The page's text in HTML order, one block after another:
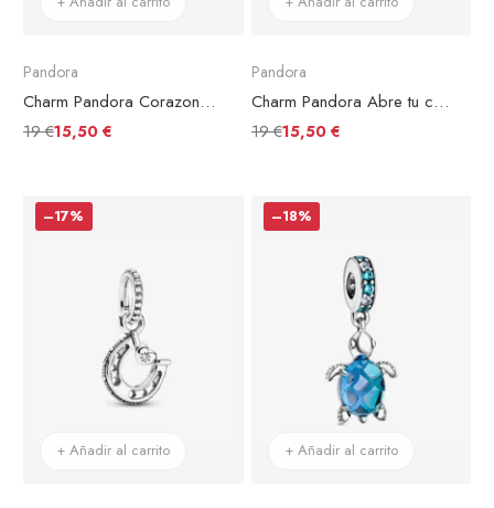
Pandora
Charm Pandora Corazones Infinitos Entrelazados
19 €15,50 €
Pandora
Charm Pandora Abre tu corazón
19 €15,50 €
–17%
+ Añadir al carrito
–18%
+ Añadir al carrito